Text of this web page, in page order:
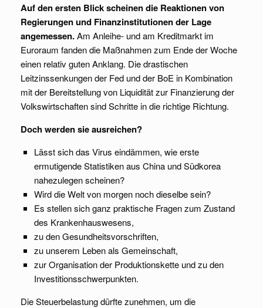
Auf den ersten Blick scheinen die Reaktionen von
Regierungen und Finanzinstitutionen der Lage
angemessen.Am Anleihe- und am Kreditmarkt im
Euroraum fanden die Maßnahmen zum Ende der Woche
einen relativ guten Anklang. Die drastischen
Leitzinssenkungen der Fed und der BoE in Kombination
mit der Bereitstellung von Liquidität zur Finanzierung der
Volkswirtschaften sind Schritte in die richtige Richtung.
Doch werden sie ausreichen?
Lässt sich das Virus eindämmen, wie erste
ermutigende Statistiken aus China und Südkorea
nahezulegen scheinen?
Wird die Welt von morgen noch dieselbe sein?
Es stellen sich ganz praktische Fragen zum Zustand
des Krankenhauswesens,
zu den Gesundheitsvorschriften,
zu unserem Leben als Gemeinschaft,
zur Organisation der Produktionskette und zu den
Investitionsschwerpunkten.
Die Steuerbelastung dürfte zunehmen, um die